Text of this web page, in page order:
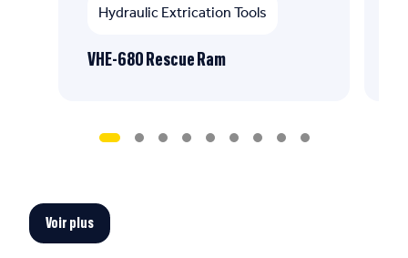
Hydraulic Extrication Tools
VHE-680 Rescue Ram
Voir plus